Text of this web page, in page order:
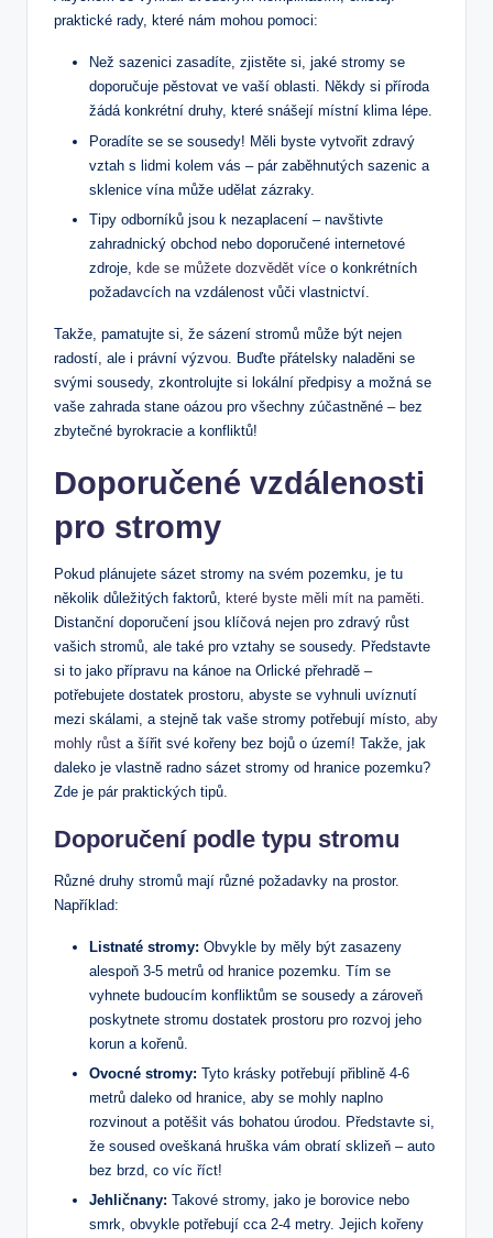
praktické rady, které nám mohou pomoci:
Než sazenici zasadíte, zjistěte si, jaké stromy se
doporučuje pěstovat ve vaší oblasti. Někdy si příroda
žádá konkrétní druhy, které snášejí místní klima lépe.
Poradíte se se sousedy! Měli byste vytvořit zdravý
vztah s lidmi kolem vás – pár zaběhnutých sazenic a
sklenice vína může udělat zázraky.
Tipy odborníků jsou k nezaplacení – navštivte
zahradnický obchod nebo doporučené internetové
zdroje, kde se můžete dozvědět více o konkrétních
požadavcích na vzdálenost vůči vlastnictví.
Takže, pamatujte si, že sázení stromů může být nejen
radostí, ale i právní výzvou. Buďte přátelsky naladěni se
svými sousedy, zkontrolujte si lokální předpisy a možná se
vaše zahrada stane oázou pro všechny zúčastněné – bez
zbytečné byrokracie a konfliktů!
Doporučené vzdálenosti
pro stromy
Pokud plánujete sázet stromy na svém pozemku, je tu
několik důležitých faktorů, které byste měli mít na paměti
Distanční doporučení jsou klíčová nejen pro zdravý růst
vašich stromů, ale také pro vztahy se sousedy. Představte
si to jako přípravu na kánoe na Orlické přehradě –
potřebujete dostatek prostoru, abyste se vyhnuli uvíznutí
mezi skálami, a stejně tak vaše stromy potřebují místo, aby
mohly růst a šířit své kořeny bez bojů o území! Takže, jak
daleko je vlastně radno sázet stromy od hranice pozemku?
Zde je pár praktických tipů.
Doporučení podle typu stromu
Různé druhy stromů mají různé požadavky na prostor.
Například:
Listnaté stromy: Obvykle by měly být zasazeny
alespoň 3-5 metrů od hranice pozemku. Tím se
vyhnete budoucím konfliktům se sousedy a zároveň
poskytnete stromu dostatek prostoru pro rozvoj jeho
korun a kořenů.
Ovocné stromy: Tyto krásky potřebují přiblině 4-6
metrů daleko od hranice, aby se mohly naplno
rozvinout a potěšit vás bohatou úrodou. Představte si,
že soused oveškaná hruška vám obratí sklizeň – auto
bez brzd, co víc říct!
Jehličnany: Takové stromy, jako je borovice nebo
smrk, obvykle potřebují cca 2-4 metry. Jejich kořeny